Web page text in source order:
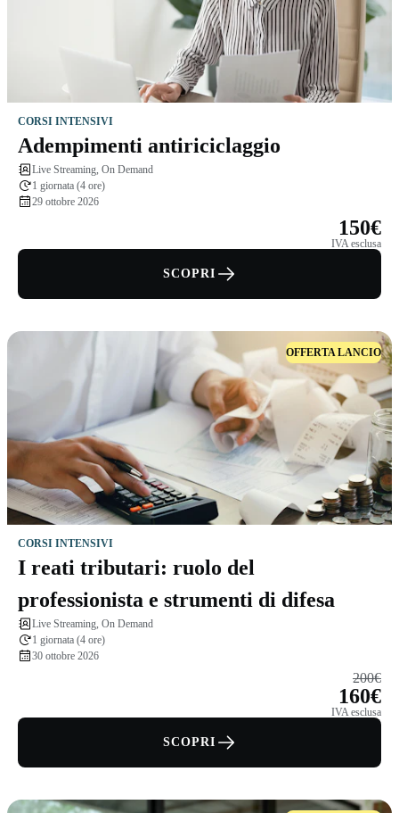
CORSI INTENSIVI
Adempimenti antiriciclaggio
Live Streaming, On Demand
1 giornata (4 ore)
29 ottobre 2026
150€
IVA esclusa
SCOPRI
OFFERTA LANCIO
CORSI INTENSIVI
I reati tributari: ruolo del
professionista e strumenti di difesa
Live Streaming, On Demand
1 giornata (4 ore)
30 ottobre 2026
200€
160€
IVA esclusa
SCOPRI